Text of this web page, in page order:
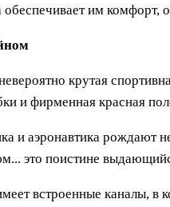
им комфорт,
крутая
и фирменная красная
и аэронавтика рождают
это поистине
встроенные каналы,